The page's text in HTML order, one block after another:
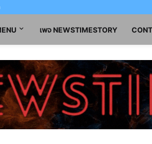
เพจ NEWSTIMESTORY